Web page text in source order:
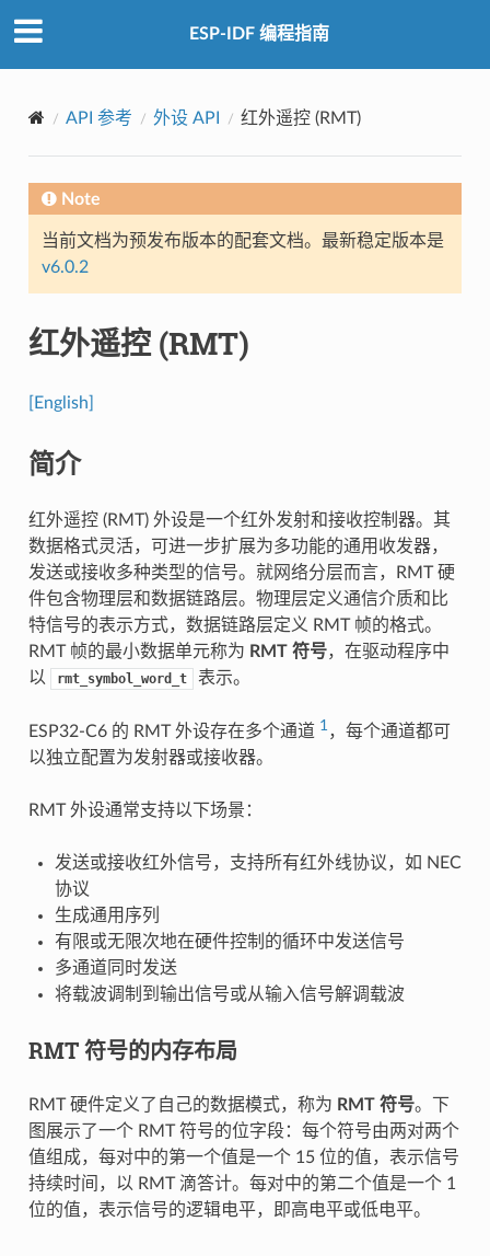
ESP-IDF 编程指南
API 参考 外设 API 红外遥控 (RMT)
Note
当前文档为预发布版本的配套文档。最新稳定版本是
v6.0.2
红外遥控 (RMT)
[English]
简介
红外遥控 (RMT) 外设是一个红外发射和接收控制器。其
数据格式灵活，可进一步扩展为多功能的通用收发器，
发送或接收多种类型的信号。就网络分层而言，RMT 硬
件包含物理层和数据链路层。物理层定义通信介质和比
特信号的表示方式，数据链路层定义 RMT 帧的格式。
RMT 帧的最小数据单元称为 RMT 符号，在驱动程序中
以
rmt_symbol_word_t 表示。
ESP32-C6 的 RMT 外设存在多个通道 1，每个通道都可
以独立配置为发射器或接收器。
RMT 外设通常支持以下场景：
发送或接收红外信号，支持所有红外线协议，如 NEC
协议
生成通用序列
有限或无限次地在硬件控制的循环中发送信号
多通道同时发送
将载波调制到输出信号或从输入信号解调载波
RMT 符号的内存布局
RMT 硬件定义了自己的数据模式，称为 RMT 符号。下
图展示了一个 RMT 符号的位字段：每个符号由两对两个
值组成，每对中的第一个值是一个 15 位的值，表示信号
持续时间，以 RMT 滴答计。每对中的第二个值是一个 1
位的值，表示信号的逻辑电平，即高电平或低电平。